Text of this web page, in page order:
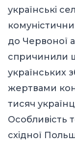
українські
до Червоної
спричинили
українських
жертвами
тисяч
Особливість
східної